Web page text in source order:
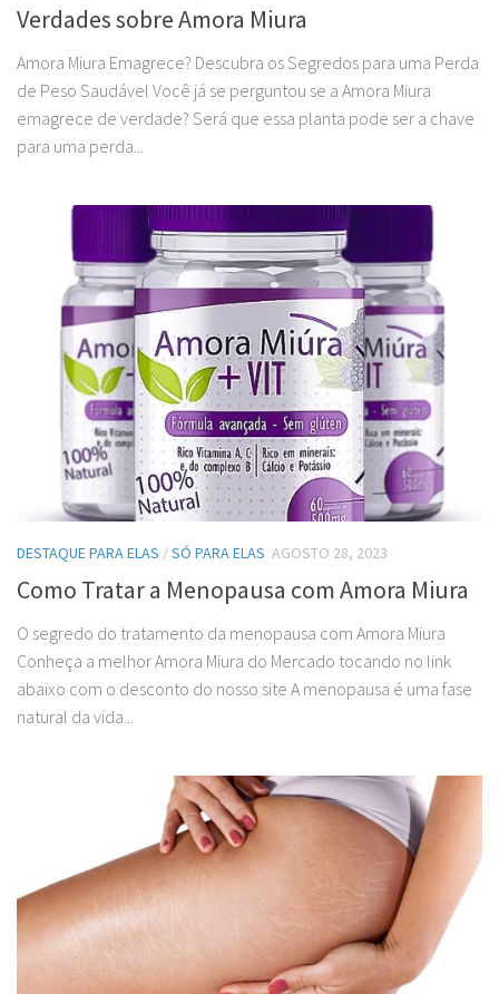
Verdades sobre Amora Miura
Amora Miura Emagrece? Descubra os Segredos para uma Perda
de Peso Saudável Você já se perguntou se a Amora Miura
emagrece de verdade? Será que essa planta pode ser a chave
para uma perda...
DESTAQUE PARA ELAS /SÓ PARA ELAS AGOSTO 28, 2023
Como Tratar a Menopausa com Amora Miura
O segredo do tratamento da menopausa com Amora Miura
Conheça a melhor Amora Miura do Mercado tocando no link
abaixo com o desconto do nosso site A menopausa é uma fase
natural da vida...